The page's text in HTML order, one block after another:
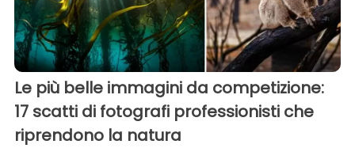
Le più belle immagini da competizione:
17 scatti di fotografi professionisti che
riprendono la natura